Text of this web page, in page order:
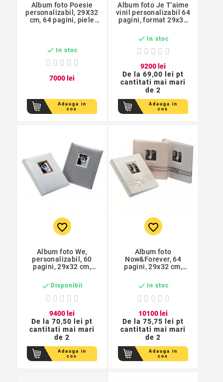
Album foto Poesie
personalizabil, 29X32
cm, 64 pagini, piele
 In stoc
7000 lei
Adauga in
cos
Album foto Je T'aime
vinil personalizabil 64
pagini, format 29x32
 In stoc
9200 lei
De la69,00 lei pt
cantitati mai mari
de 2
Adauga in
cos
favorite_border
Album foto We,
personalizabil, 60
pagini, 29x32 cm,
 Disponibil
9400 lei
De la70,50 lei pt
cantitati mai mari
de 2
Adauga in
cos
favorite_border
Album foto
Now&Forever, 64
pagini, 29x32 cm,
 In stoc
10100 lei
De la75,75 lei pt
cantitati mai mari
de 2
Adauga in
cos